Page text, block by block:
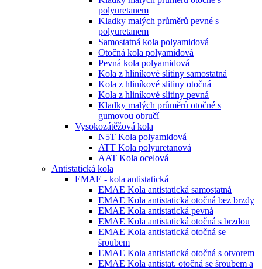
polyuretanem
Kladky malých průměrů pevné s
polyuretanem
Samostatná kola polyamidová
Otočná kola polyamidová
Pevná kola polyamidová
Kola z hliníkové slitiny samostatná
Kola z hliníkové slitiny otočná
Kola z hliníkové slitiny pevná
Kladky malých průměrů otočné s
gumovou obručí
Vysokozátěžová kola
N5T Kola polyamidová
ATT Kola polyuretanová
AAT Kola ocelová
Antistatická kola
EMAE - kola antistatická
EMAE Kola antistatická samostatná
EMAE Kola antistatická otočná bez brzdy
EMAE Kola antistatická pevná
EMAE Kola antistatická otočná s brzdou
EMAE Kola antistatická otočná se
šroubem
EMAE Kola antistatická otočná s otvorem
EMAE Kola antistat. otočná se šroubem a